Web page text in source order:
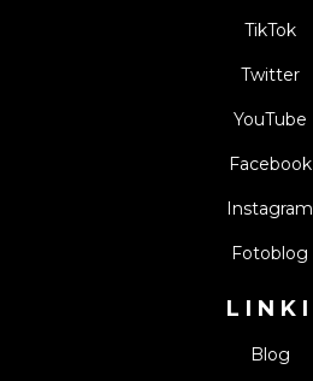
TikTok
Twitter
YouTube
Facebook
Instagram
Fotoblog
LINKI
Blog